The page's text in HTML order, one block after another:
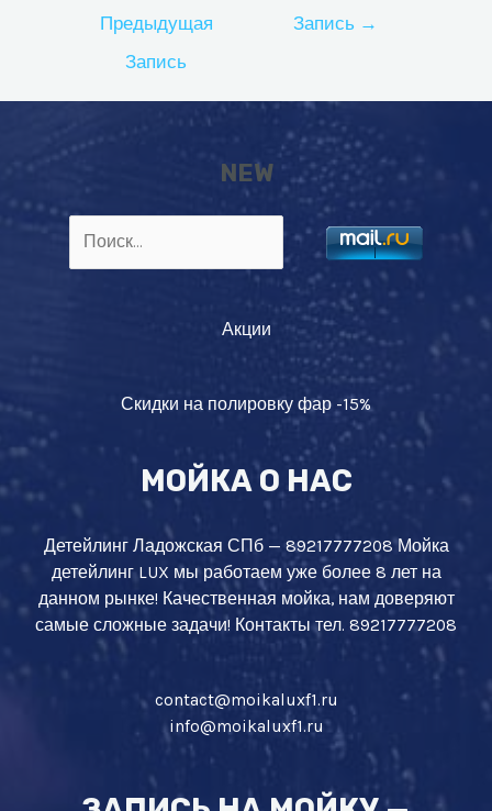
записям
Предыдущая
Запись
Запись →
NEW
Акции
Скидки на полировку фар -15%
МОЙКА О НАС
Детейлинг Ладожская СПб — 89217777208 Мойка
детейлинг LUX мы работаем уже более 8 лет на
данном рынке! Качественная мойка, нам доверяют
самые сложные задачи! Контакты тел. 89217777208
contact@moikaluxf1.ru
info@moikaluxf1.ru